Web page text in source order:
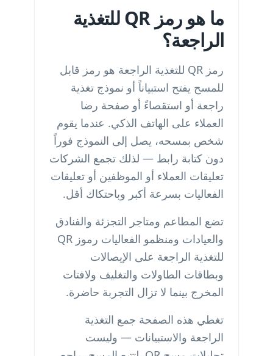
ما هو رمز QR للتغذية
الراجعة؟
رمز QR للتغذية الراجعة هو رمز قابل
للمسح يفتح استبياناً أو نموذج تغذية
راجعة أو استقصاءً أو صفحة رضا
العملاء على الهاتف الذكي. عندما يقوم
شخص بمسحه، يصل إلى النموذج فوراً
دون كتابة رابط — لذلك تجمع الشركات
تعليقات العملاء أو الموظفين أو تعليقات
الفعاليات بسرعة أكبر وباحتكاك أقل.
تضع المطاعم ومتاجر التجزئة والفنادق
والعيادات ومنظمو الفعاليات رموز QR
للتغذية الراجعة على الإيصالات
وبطاقات الطاولات والتغليف ولافتات
المخرج بينما لا تزال التجربة حاضرة.
تغطي هذه الصفحة جمع التغذية
الراجعة والاستبيانات — وليست